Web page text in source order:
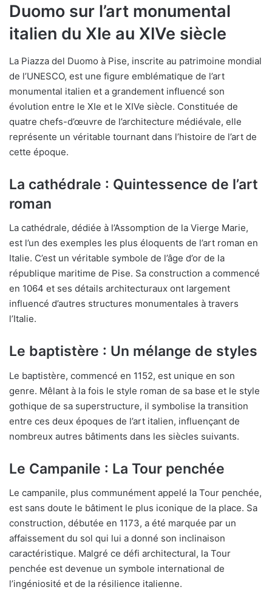
Duomo sur l’art monumental
italien du XIe au XIVe siècle
La Piazza del Duomo à Pise, inscrite au patrimoine mondial
de l’UNESCO, est une figure emblématique de l’art
monumental italien et a grandement influencé son
évolution entre le XIe et le XIVe siècle. Constituée de
quatre chefs-d’œuvre de l’architecture médiévale, elle
représente un véritable tournant dans l’histoire de l’art de
cette époque.
La cathédrale : Quintessence de l’art
roman
La cathédrale, dédiée à l’Assomption de la Vierge Marie,
est l’un des exemples les plus éloquents de l’art roman en
Italie. C’est un véritable symbole de l’âge d’or de la
république maritime de Pise. Sa construction a commencé
en 1064 et ses détails architecturaux ont largement
influencé d’autres structures monumentales à travers
l’Italie.
Le baptistère : Un mélange de styles
Le baptistère, commencé en 1152, est unique en son
genre. Mêlant à la fois le style roman de sa base et le style
gothique de sa superstructure, il symbolise la transition
entre ces deux époques de l’art italien, influençant de
nombreux autres bâtiments dans les siècles suivants.
Le Campanile : La Tour penchée
Le campanile, plus communément appelé la Tour penchée,
est sans doute le bâtiment le plus iconique de la place. Sa
construction, débutée en 1173, a été marquée par un
affaissement du sol qui lui a donné son inclinaison
caractéristique. Malgré ce défi architectural, la Tour
penchée est devenue un symbole international de
l’ingéniosité et de la résilience italienne.